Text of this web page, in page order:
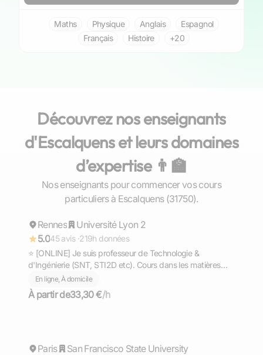
Maths Physique Anglais
Espagnol
Français
Histoire +20
Découvrez nos enseignants
d'Escalquens et leurs domaines
d’expertise 👨‍🏫
Nos enseignants pour commencer vos cours
particuliers à Escalquens (31750).
Répond rapidement
Gaël
Rennes
Université Lyon 2
5.045 avis ·219h données
⭐ [ONLINE] Je suis professeur de Technologie &
d'Ingénierie (SNT, STI2D etc). Cours dans les matières
scientifiques (technologie, sciences et vie de la terre,
mathématiques, physique et chimie, EPI.
En ligne, À domicile
À partir de33,30 €/h
Répond rapidement
Paris
San Francisco State University